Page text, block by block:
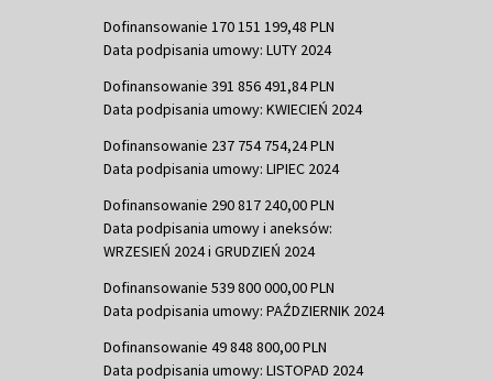
Dofinansowanie 170 151 199,48 PLN
Data podpisania umowy: LUTY 2024
Dofinansowanie 391 856 491,84 PLN
Data podpisania umowy: KWIECIEŃ 2024
Dofinansowanie 237 754 754,24 PLN
Data podpisania umowy: LIPIEC 2024
Dofinansowanie 290 817 240,00 PLN
Data podpisania umowy i aneksów:
WRZESIEŃ 2024 i GRUDZIEŃ 2024
Dofinansowanie 539 800 000,00 PLN
Data podpisania umowy: PAŹDZIERNIK 2024
Dofinansowanie 49 848 800,00 PLN
Data podpisania umowy: LISTOPAD 2024